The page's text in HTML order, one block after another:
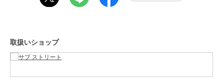
----------------------
裏地：あり
ポケット：あり
取扱いショップ